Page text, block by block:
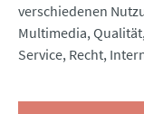
verschiedenen
Multimedia,
Service, Recht,